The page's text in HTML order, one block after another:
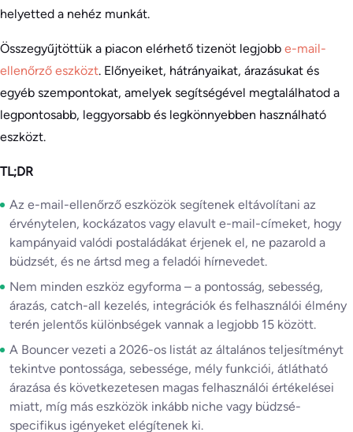
helyetted a nehéz munkát.
Összegyűjtöttük a piacon elérhető tizenöt legjobb e-mail-
ellenőrző eszközt. Előnyeiket, hátrányaikat, árazásukat és
egyéb szempontokat, amelyek segítségével megtalálhatod a
legpontosabb, leggyorsabb és legkönnyebben használható
eszközt.
TL;DR
Az e-mail-ellenőrző eszközök segítenek eltávolítani az
érvénytelen, kockázatos vagy elavult e-mail-címeket, hogy
kampányaid valódi postaládákat érjenek el, ne pazarold a
büdzsét, és ne ártsd meg a feladói hírnevedet.
Nem minden eszköz egyforma – a pontosság, sebesség,
árazás, catch-all kezelés, integrációk és felhasználói élmény
terén jelentős különbségek vannak a legjobb 15 között.
A Bouncer vezeti a 2026-os listát az általános teljesítményt
tekintve pontossága, sebessége, mély funkciói, átlátható
árazása és következetesen magas felhasználói értékelései
miatt, míg más eszközök inkább niche vagy büdzsé-
specifikus igényeket elégítenek ki.